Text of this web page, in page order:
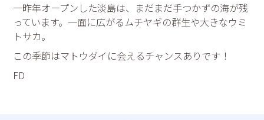
一昨年オープンした淡島は、まだまだ手つかずの海が残
っています。一面に広がるムチヤギの群生や大きなウミ
トサカ。
この季節はマトウダイに会えるチャンスありです！
FD